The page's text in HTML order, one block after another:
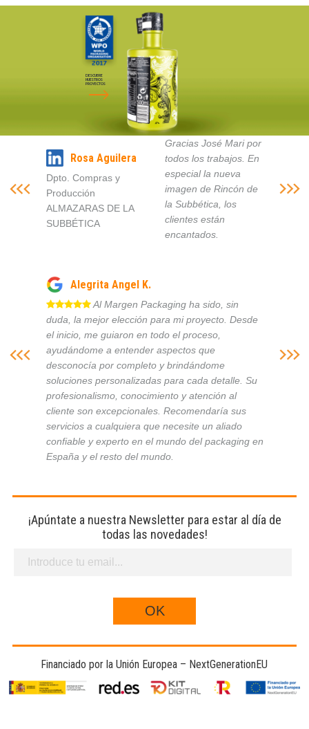
DESCUBRE
NUESTROS
PROYECTOS
Rosa Aguilera
Dpto. Compras y
Producción
ALMAZARAS DE LA
SUBBÉTICA
Gracias José Mari por
todos los trabajos. En
especial la nueva
imagen de Rincón de
la Subbética, los
clientes están
encantados.
Alegrita Angel K.
Al Margen Packaging ha sido, sin
duda, la mejor elección para mi proyecto. Desde
el inicio, me guiaron en todo el proceso,
ayudándome a entender aspectos que
desconocía por completo y brindándome
soluciones personalizadas para cada detalle. Su
profesionalismo, conocimiento y atención al
cliente son excepcionales. Recomendaría sus
servicios a cualquiera que necesite un aliado
confiable y experto en el mundo del packaging en
España y el resto del mundo.
¡Apúntate a nuestra Newsletter para estar al día de
todas las novedades!
Financiado por la Unión Europea – NextGenerationEU